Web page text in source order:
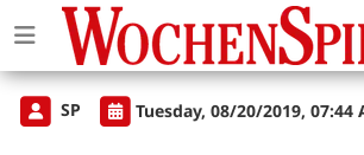
SP Tuesday, 08/20/2019, 07:44